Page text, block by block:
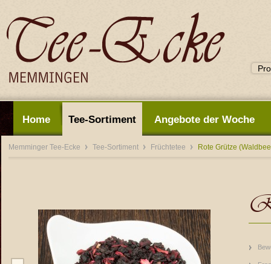
Home Tee-Sortiment Angebote der Woche
Memminger Tee-Ecke Tee-Sortiment Früchtetee Rote Grütze